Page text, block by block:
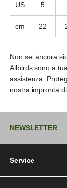
US 5
cm 22
Non sei ancora
Allbirds sono a
assistenza.
nostra impronta
NEWSLETTER
Service